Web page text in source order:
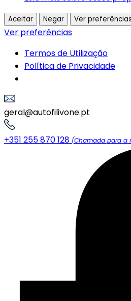
Aceitar Negar Ver preferências
Ver preferências
Termos de Utilização
Política de Privacidade
geral@autofilivone.pt
+351 255 870 128 (Chamada para a